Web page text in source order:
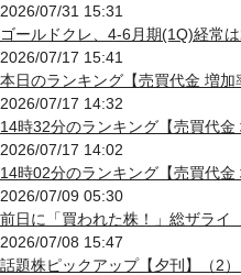
2026/07/31 15:31
ゴールドクレ、4-6月期(1Q)経常
2026/07/17 15:41
本日のランキング【売買代金 増加
2026/07/17 14:32
14時32分のランキング【売買代
2026/07/17 14:02
14時02分のランキング【売買代
2026/07/09 05:30
前日に「買われた株！」総ザラ
2026/07/08 15:47
話題株ピックアップ【夕刊】（2